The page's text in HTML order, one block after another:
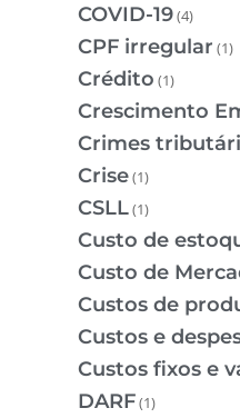
COVID-19(4)
CPF irregular (1)
Crédito (1)
Crescimento
Crimes
Crise(1)
CSLL(1)
Custo de
Custo de
Custos de
Custos e
Custos fixos e
DARF(1)